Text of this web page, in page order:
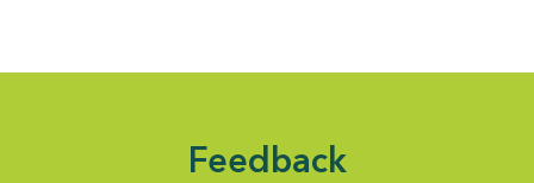
Feedback